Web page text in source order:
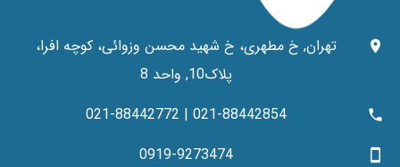
تهران, خ مطهری، خ شهید محسن وزوائی، کوچه افرا،
پلاک10, واحد 8
021-88442854 | 021-88442772
0919-9273474